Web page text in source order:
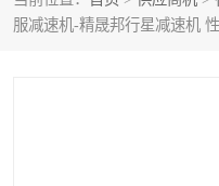
服减速机-精晟邦行星减速机
减速电机